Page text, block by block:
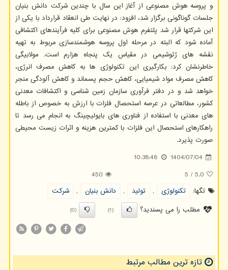
و پروسه هوش مصنوعی از آغاز این سال با چندین شرکت دانش بنیان
جلسات گوناگونی برگزار شد، افزود: در نهایت طی انعقاد قرارداد با یکی از
این شرکتها قرار شد پلتفرم هوش مصنوعی برای کلیه فرآیندهای اکتشافی
آماده شود که البته در مرحله اول پروسه هوشمندسازی مربوط به تهیه
نقشه های ژئوشیمی در مقیاس یک پنجاه هزارم است. مولابیگی
خاطرنشان کرد: بکارگیری این تکنولوژی ها به کاهش مصرف انرژی،
کاهش مصرف مواد شیمیایی، کاهش حجم پسماند و کاهش آلودگی منجر
خواهد شد و در دفتر فرآوری سازمان زمین شناسی و اکتشافات معدنی
کشور، مطالعاتی در عرصه استحصال فلزات با ارزش به خصوص از باطله
های معدنی با استفاده از فناوری های بایولیچینگ به انجام می رسد تا
راهکارهای استحصال این فلزات با کمترین هزینه و اثرات زیست محیطی
صورت پذیرد.
1404/07/04
10:38:48
5.0
/
5
450
تگها:
تكنولوژی , تولید , دانش بنیان ,
شركت
مطلب را می پسندید؟
(1)
(0)
تازه ترین مطالب مرتبط